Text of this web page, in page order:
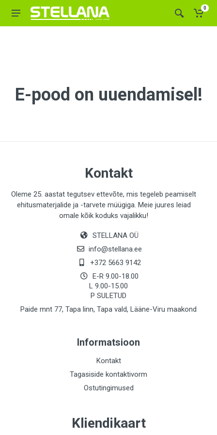
0
E-pood on uuendamisel!
Kontakt
Oleme 25. aastat tegutsev ettevõte, mis tegeleb peamiselt
ehitusmaterjalide ja -tarvete müügiga. Meie juures leiad
omale kõik koduks vajalikku!
STELLANA OÜ
info@stellana.ee
+372 5663 9142
E-R 9.00-18.00
L 9.00-15.00
P SULETUD
Paide mnt 77, Tapa linn, Tapa vald, Lääne-Viru maakond
Informatsioon
Kontakt
Tagasiside kontaktivorm
Ostutingimused
Kliendikaart